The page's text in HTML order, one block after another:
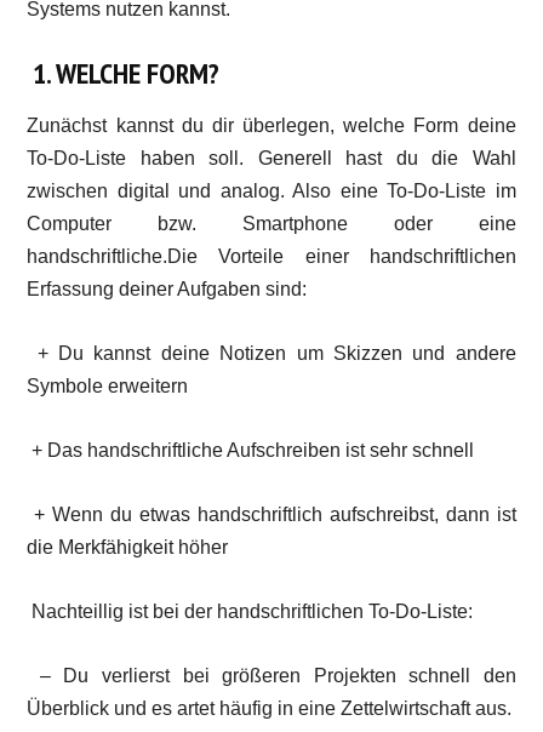
Systems nutzen kannst.
1. WELCHE FORM?
Zunächst kannst du dir überlegen, welche Form deine
To-Do-Liste haben soll. Generell hast du die Wahl
zwischen digital und analog. Also eine To-Do-Liste im
Computer bzw. Smartphone oder eine
handschriftliche.Die Vorteile einer handschriftlichen
Erfassung deiner Aufgaben sind:
+ Du kannst deine Notizen um Skizzen und andere
Symbole erweitern
+ Das handschriftliche Aufschreiben ist sehr schnell
+ Wenn du etwas handschriftlich aufschreibst, dann ist
die Merkfähigkeit höher
Nachteillig ist bei der handschriftlichen To-Do-Liste:
– Du verlierst bei größeren Projekten schnell den
Überblick und es artet häufig in eine Zettelwirtschaft aus.